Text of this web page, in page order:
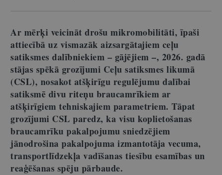
Ar mērķi veicināt drošu mikromobilitāti, īpaši
attiecībā uz vismazāk aizsargātajiem ceļu
satiksmes dalībniekiem – gājējiem –, 2026. gadā
stājas spēkā grozījumi Ceļu satiksmes likumā
(CSL), nosakot atšķirīgu regulējumu dalībai
satiksmē divu riteņu braucamrīkiem ar
atšķirīgiem tehniskajiem parametriem. Tāpat
grozījumi CSL paredz, ka visu koplietošanas
braucamrīku pakalpojumu sniedzējiem
jānodrošina pakalpojuma izmantotāja vecuma,
transportlīdzekļa vadīšanas tiesību esamības un
reaģēšanas spēju pārbaude.